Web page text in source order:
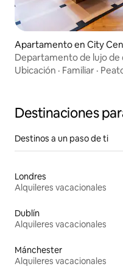
Apartamento en City
Departamento de lujo de
pared de cine
Ubicación · Familiar ·
Destinaciones
Destinos a un paso de ti
Londres
Alquileres vacacionales
Dublín
Alquileres vacacionales
Mánchester
Alquileres vacacionales